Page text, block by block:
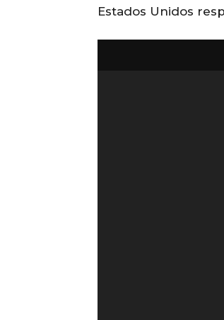
Estados Unidos